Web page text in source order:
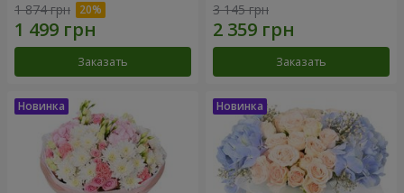
1 874 грн
Заказать
3 145 грн
Заказать